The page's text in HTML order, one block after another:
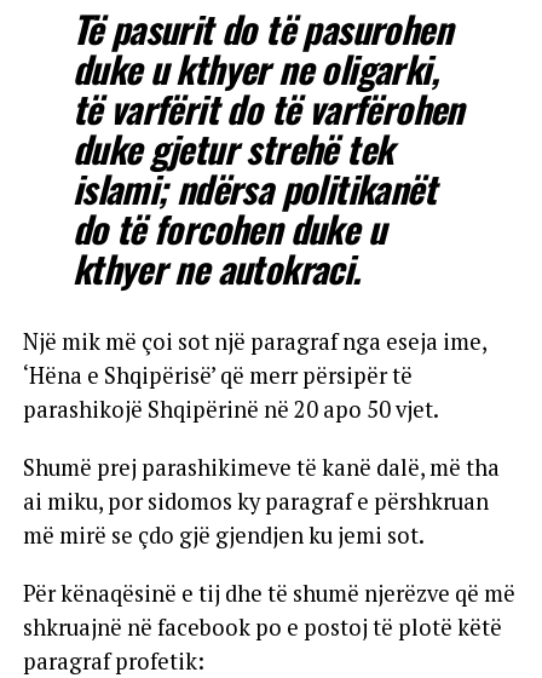
Të pasurit do të pasurohen
duke u kthyer ne oligarki,
të varfërit do të varfërohen
duke gjetur strehë tek
islami; ndërsa politikanët
do të forcohen duke u
kthyer ne autokraci.
Një mik më çoi sot një paragraf nga eseja ime,
‘Hëna e Shqipërisë’ që merr përsipër të
parashikojë Shqipërinë në 20 apo 50 vjet.
Shumë prej parashikimeve të kanë dalë, më tha
ai miku, por sidomos ky paragraf e përshkruan
më mirë se çdo gjë gjendjen ku jemi sot.
Për kënaqësinë e tij dhe të shumë njerëzve që më
shkruajnë në facebook po e postoj të plotë këtë
paragraf profetik: